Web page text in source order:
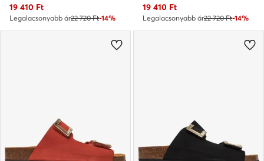
Aktuális ár
19 410 Ft
Legalacsonyabb ár22 720 Ft-14%
Aktuális ár
19 410 Ft
Legalacsonyabb ár22 720 Ft-14%